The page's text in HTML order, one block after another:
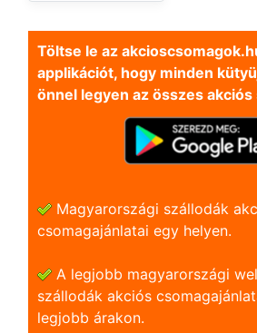
Töltse le az
applikációt, hogy minden
önnel legyen az összes akciós
Magyarországi szállodák
csomagajánlatai egy helyen.
A legjobb magyarországi
szállodák akciós
legjobb árakon.